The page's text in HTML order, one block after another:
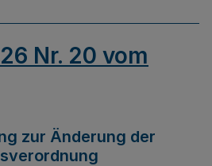
Nr. 20 vom
zur Änderung der